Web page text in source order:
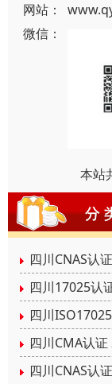
网站：
微信：
本站
四川CNAS认证
四川17025认
四川
四川CMA认证
四川CNAS认